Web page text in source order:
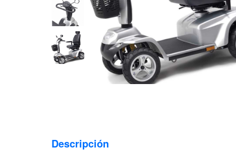
Descripción